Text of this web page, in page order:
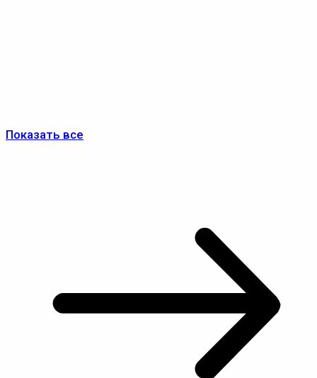
Показать все